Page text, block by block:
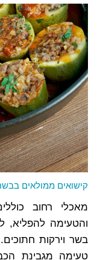
קישואים ממולאים
והטעימה להפליא,
בשר וירקות
טעימה מגבינת